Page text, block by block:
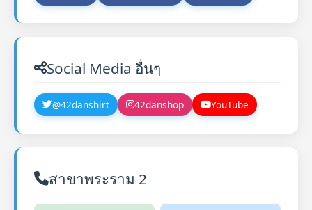
Social Media อื่นๆ
@42danshirt 42danshop YouTube
สาขาพระราม 2